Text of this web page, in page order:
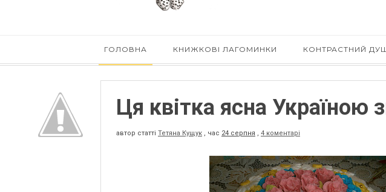
ГОЛОВНА КНИЖКОВІ ЛАГОМИНКИ КОНТРАСТНИЙ
Ця квітка ясна Україною
автор статті Тетяна Кущук , час 24 серпня , 4 коментарі